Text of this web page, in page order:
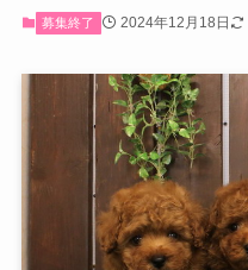
募集終了 2024年12月18日